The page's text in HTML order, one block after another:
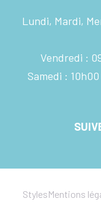
Lundi, Mardi,
Vendredi :
Samedi :
StylesMentions